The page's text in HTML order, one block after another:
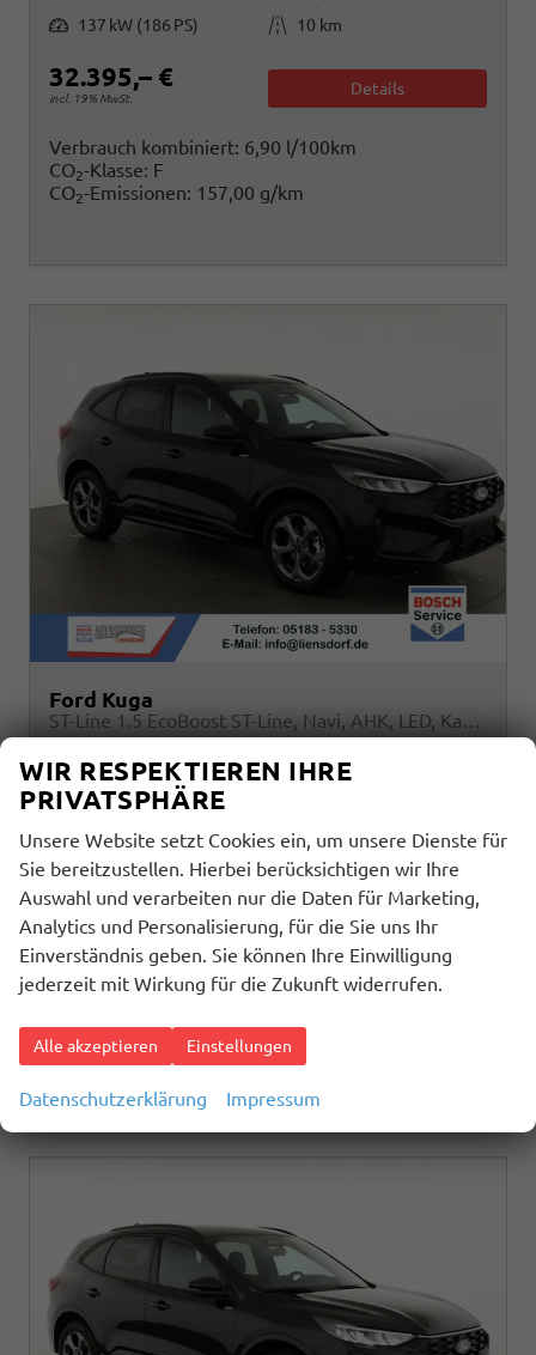
Leistung
137 kW (186 PS) Kilometerstand 10 km
32.395,– €
incl. 19% MwSt.
Details
Verbrauch kombiniert: 6,90 l/100km
CO2-Klasse: F
CO2-Emissionen: 157,00 g/km
Ford Kuga
ST-Line 1.5 EcoBoost ST-Line, Navi, AHK, LED, Kamera, Winter, FS beheizbar, 5 J.-Garantie
Fahrzeugnr.31816
KraftstoffBenzin AußenfarbeAgate Black Metallic
Leistung 137 kW (186 PS) Kilometerstand10 km
32.395,– €
incl. 19% MwSt.
Verbrauch kombiniert:
CO2-Klasse: F
CO2-Emissionen:157,00 g/km
WIR RESPEKTIEREN IHRE
PRIVATSPHÄRE
Unsere Website setzt Cookies ein, um unsere Dienste für
Sie bereitzustellen. Hierbei berücksichtigen wir Ihre
Auswahl und verarbeiten nur die Daten für Marketing,
Analytics und Personalisierung, für die Sie uns Ihr
Einverständnis geben. Sie können Ihre Einwilligung
jederzeit mit Wirkung für die Zukunft widerrufen.
Alle akzeptieren Einstellungen
Datenschutzerklärung Impressum